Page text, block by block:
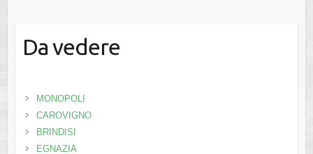
Da vedere
MONOPOLI
CAROVIGNO
BRINDISI
EGNAZIA